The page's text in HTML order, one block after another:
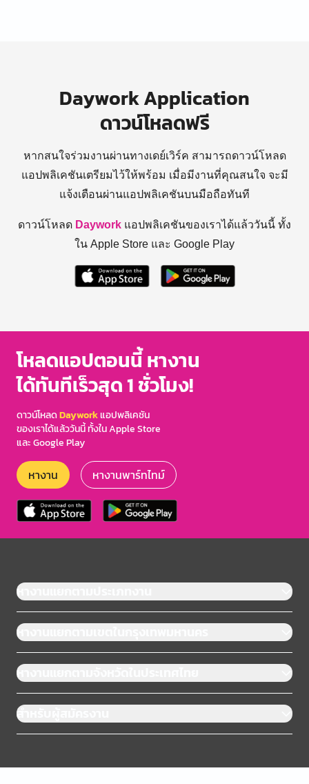
Daywork Application
ดาวน์โหลดฟรี
หากสนใจร่วมงานผ่านทางเดย์เวิร์ค สามารถดาวน์โหลด
แอปพลิเคชันเตรียมไว้ให้พร้อม เมื่อมีงานที่คุณสนใจ จะมี
แจ้งเตือนผ่านแอปพลิเคชันบนมือถือทันที
ดาวน์โหลด Daywork แอปพลิเคชันของเราได้แล้ววันนี้ ทั้ง
ใน Apple Store และ Google Play
โหลดแอปตอนนี้ หางาน
ได้ทันทีเร็วสุด 1 ชั่วโมง!
ดาวน์โหลดDayworkแอปพลิเคชัน
ของเราได้แล้ววันนี้ ทั้งใน Apple Store
และ Google Play
หางาน หางานพาร์ทไทม์
หางานแยกตามประเภทงาน
หางานแยกตามเขตในกรุงเทพมหานคร
หางานแยกตามจังหวัดในประเทศไทย
สำหรับผู้สมัครงาน